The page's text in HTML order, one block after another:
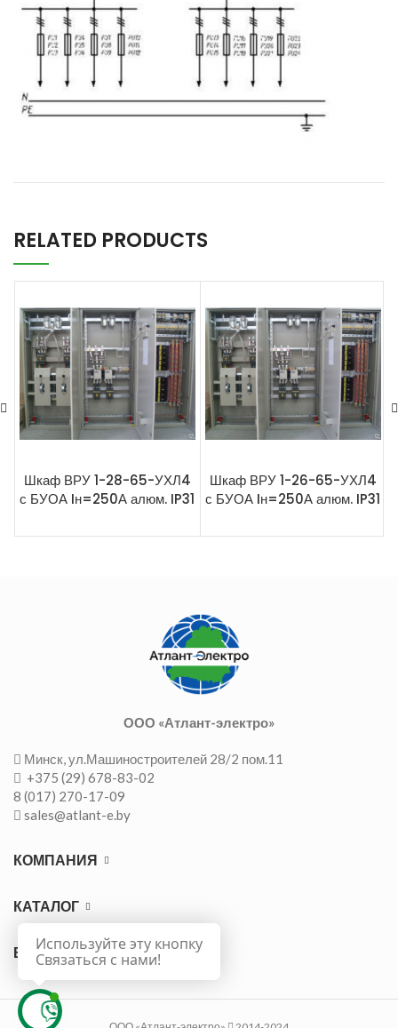
RELATED PRODUCTS
Шкаф ВРУ 1-28-65-УХЛ4
с БУОА Iн=250А алюм. IP31
Шкаф ВРУ 1-26-65-УХЛ4
с БУОА Iн=250А алюм. IP31
ООО «Атлант-электро»
Минск, ул.Машиностроителей 28/2 пом.11
+375 (29) 678-83-02
8 (017) 270-17-09
sales@atlant-e.by
КОМПАНИЯ
КАТАЛОГ
ВАЖНО
Используйте эту кнопку
Связаться с нами!